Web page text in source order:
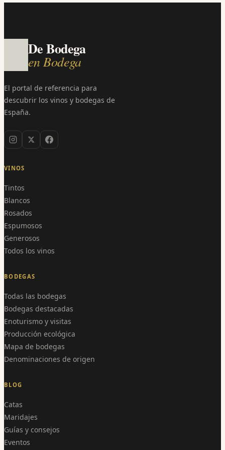
De Bodega
en Bodega
El portal de referencia para
descubrir los vinos y bodegas de
España.
VINOS
Tintos
Blancos
Rosados
Espumosos
Generosos
Todos los vinos
BODEGAS
Todas las bodegas
Bodegas destacadas
Enoturismo y visitas
Producción ecológica
Mapa de bodegas
Denominaciones de origen
BLOG
Catas
Maridajes
Guías y consejos
Eventos